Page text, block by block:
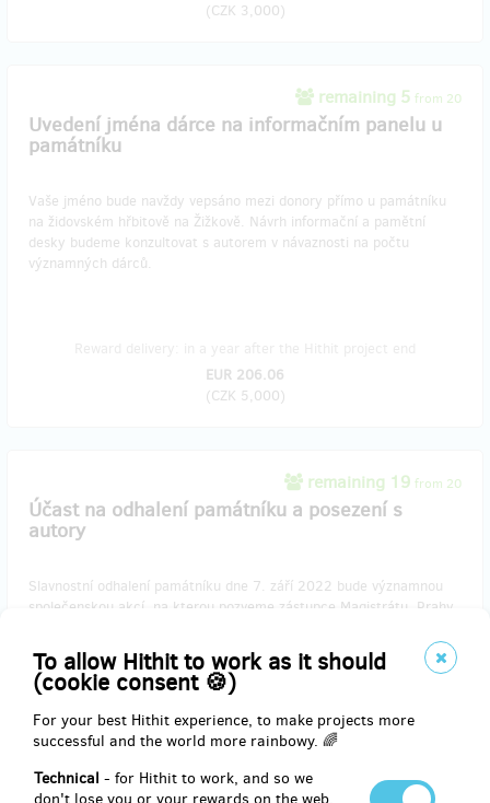
To allow Hithit to work as it should
(cookie consent 🍪)
For your best Hithit experience, to make projects more
successful and the world more rainbowy. 🌈
Technical - for Hithit to work, and so we
(CZK 3,000)
remaining 5 from 20
Uvedení jména dárce na informačním panelu u
památníku
Vaše jméno bude navždy vepsáno mezi donory přímo u památníku
na židovském hřbitově na Žižkově. Návrh informační a pamětní
desky budeme konzultovat s autorem v návaznosti na počtu
významných dárců.
EUR 206.06
(CZK 5,000)
remaining 19 from 20
Účast na odhalení památníku a posezení s
autory
Slavnostní odhalení památníku dne 7. září 2022 bude významnou
společenskou akcí, na kterou pozveme zástupce Magistrátu, Prahy
znepokojivé téma v minulosti zajímali. Následné posezení s manželi
Rónovými bude jistě velice příjemné. Zahájení se uskuteční v rámci
Dnů Žižkovského kulturního dědictví a s podporou Městské části
Praha 3. Pohoštění i hudba budou součástí!
Reward delivery: in a quarter after the Hithit project end